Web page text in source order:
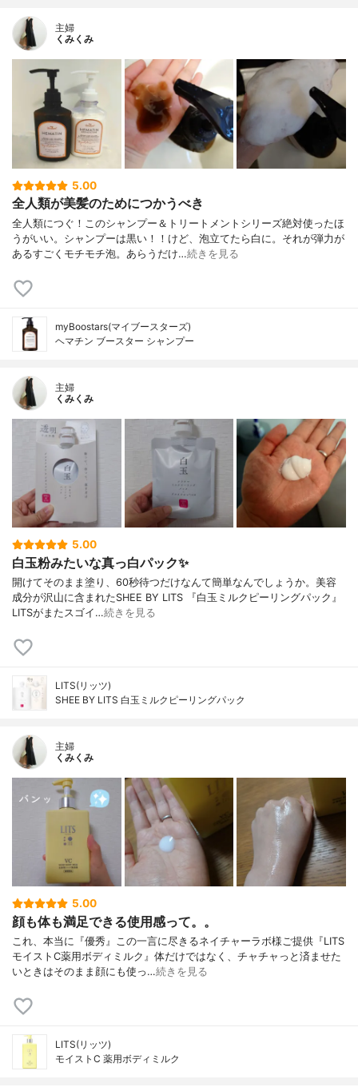
主婦
くみくみ
5.00
全人類が美髪のためにつかうべき
全人類につぐ！このシャンプー＆トリートメントシリーズ絶対使ったほ
うがいい。シャンプーは黒い！！けど、泡立てたら白に。それが弾力が
あるすごくモチモチ泡。あらうだけ…続きを見る
myBoostars(マイブースターズ)
ヘマチン ブースター シャンプー
主婦
くみくみ
5.00
白玉粉みたいな真っ白パック✨
開けてそのまま塗り、60秒待つだけなんて簡単なんでしょうか。美容
成分が沢山に含まれたSHEE BY LITS 『白玉ミルクピーリングパック』
LITSがまたスゴイ…続きを見る
LITS(リッツ)
SHEE BY LITS 白玉ミルクピーリングパック
主婦
くみくみ
5.00
顔も体も満足できる使用感って。。
これ、本当に『優秀』この一言に尽きるネイチャーラボ様ご提供『LITS
モイストC薬用ボディミルク』体だけではなく、チャチャっと済ませた
いときはそのまま顔にも使っ…続きを見る
LITS(リッツ)
モイストC 薬用ボディミルク